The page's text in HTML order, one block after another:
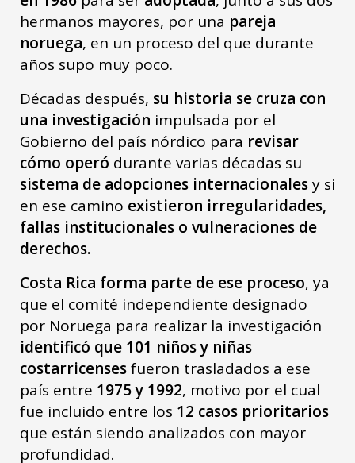
hermanos mayores, por una pareja
noruega, en un proceso del que durante
años supo muy poco.
Décadas después, su historia se cruza con
una investigación impulsada por el
Gobierno del país nórdico para revisar
cómo operó durante varias décadas su
sistema de adopciones internacionalesy si
en ese camino existieron irregularidades,
fallas institucionales o vulneraciones de
derechos.
Costa Rica forma parte de ese proceso, ya
que el comité independiente designado
por Noruega para realizar la investigación
identificó que 101 niños y niñas
costarricensesfueron trasladados a ese
país entre 1975 y 1992, motivo por el cual
fue incluido entre los 12 casos prioritarios
que están siendo analizados con mayor
profundidad.